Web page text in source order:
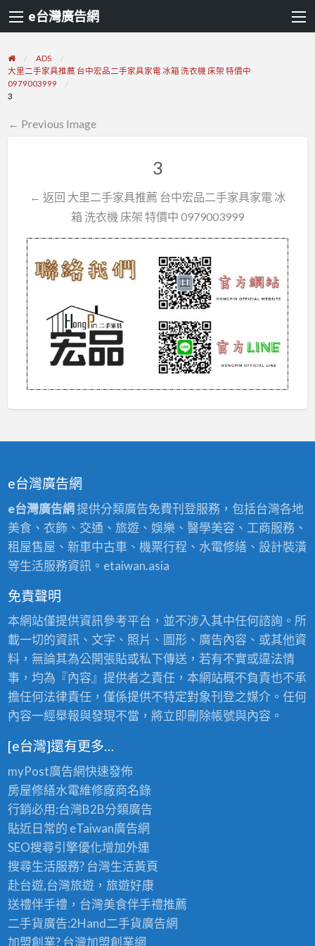
e台灣廣告網
ADS
大里二手家具推薦 台中宏品二手家具家電 冰箱 洗衣機 床架 特價中
0979003999
3
← Previous Image
3
← 返回 大里二手家具推薦 台中宏品二手家具家電 冰
箱 洗衣機 床架 特價中 0979003999
e台灣廣告網
e台灣廣告網 提供分類廣告免費刊登服務，包括台灣各地
美食、衣飾、交通、旅遊、娛樂、醫學美容、工商服務、
租屋售屋、新車中古車、機票行程、水電修繕、設計裝潢
等生活服務資訊。etaiwan.asia
免責聲明
本網站僅提供資訊參考平台，並不涉入其中任何諮詢。所
載一切的資訊、文字、照片、圖形、廣告內容、或其他資
料，無論其為公開張貼或私下傳送，若有不實或違法情
事，均為『內容』提供者之責任，本網站概不負責也不承
擔任何法律責任，僅係提供不特定對象刊登之媒介。任何
內容一經舉報與發現不當，將立即刪除帳號與內容。
[e台灣]還有更多…
myPost廣告網快速發佈
房屋修繕水電維修廠商名錄
行銷必用:台灣B2B分類廣告
貼近日常的 eTaiwan廣告網
SEO搜尋引擎優化增加外連
搜尋生活服務? 台灣生活黃頁
赴台遊,台灣旅遊，旅遊好康
送禮伴手禮，台灣美食伴手禮推薦
二手貨廣告:2Hand二手貨廣告網
加盟創業? 台灣加盟創業網